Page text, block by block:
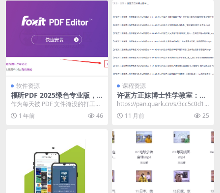
软件资源
福昕PDF 2025绿色专业版，
支持PDF编辑/转换/合并/拆分
等
作为每天被 PDF 文件淹没的打工
人，谁没经历过「找工具 5 分钟，
编辑 10 ...
1 年前 46
课程资源
许蓝方正妹博士性学教室：男
女那些羞羞事性爱必备知识
https://pan.quark.cn/s/3cc5c0d17
6f2
11 月前 25